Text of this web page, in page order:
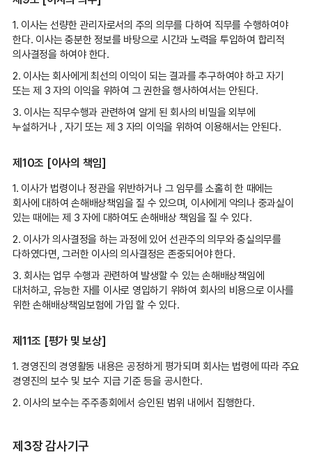
1. 이사는 선량한 관리자로서의 주의 의무를 다하여 직무를 수행하여야
한다. 이사는 충분한 정보를 바탕으로 시간과 노력을 투입하여 합리적
의사결정을 하여야 한다.
2. 이사는 회사에게 최선의 이익이 되는 결과를 추구하여야 하고 자기
또는 제 3 자의 이익을 위하여 그 권한을 행사하여서는 안된다.
3. 이사는 직무수행과 관련하여 알게 된 회사의 비밀을 외부에
누설하거나 , 자기 또는 제 3 자의 이익을 위하여 이용해서는 안된다.
제10조 [이사의 책임]
1. 이사가 법령이나 정관을 위반하거나 그 임무를 소홀히 한 때에는
회사에 대하여 손해배상책임을 질 수 있으며, 이사에게 악의나 중과실이
있는 때에는 제 3 자에 대하여도 손해배상 책임을 질 수 있다.
2. 이사가 의사결정을 하는 과정에 있어 선관주의 의무와 충실의무를
다하였다면, 그러한 이사의 의사결정은 존중되어야 한다.
3. 회사는 업무 수행과 관련하여 발생할 수 있는 손해배상책임에
대처하고, 유능한 자를 이사로 영입하기 위하여 회사의 비용으로 이사를
위한 손해배상책임보험에 가입 할 수 있다.
제11조 [평가 및 보상]
1. 경영진의 경영활동 내용은 공정하게 평가되며 회사는 법령에 따라 주요
경영진의 보수 및 보수 지급 기준 등을 공시한다.
2. 이사의 보수는 주주총회에서 승인된 범위 내에서 집행한다.
제3장 감사기구